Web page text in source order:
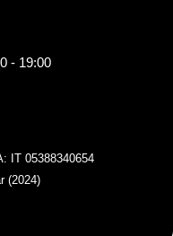
- 19:00
IT 05388340654
(2024)